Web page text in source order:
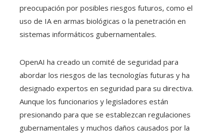
preocupación por posibles riesgos futuros, como el
uso de IA en armas biológicas o la penetración en
sistemas informáticos gubernamentales.
OpenAI ha creado un comité de seguridad para
abordar los riesgos de las tecnologías futuras y ha
designado expertos en seguridad para su directiva.
Aunque los funcionarios y legisladores están
presionando para que se establezcan regulaciones
gubernamentales y muchos daños causados ​​por la